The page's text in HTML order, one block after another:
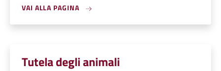
VAI ALLA PAGINA
Tutela degli animali